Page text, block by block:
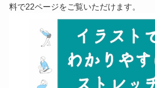
料で22ページをご覧いただけます。